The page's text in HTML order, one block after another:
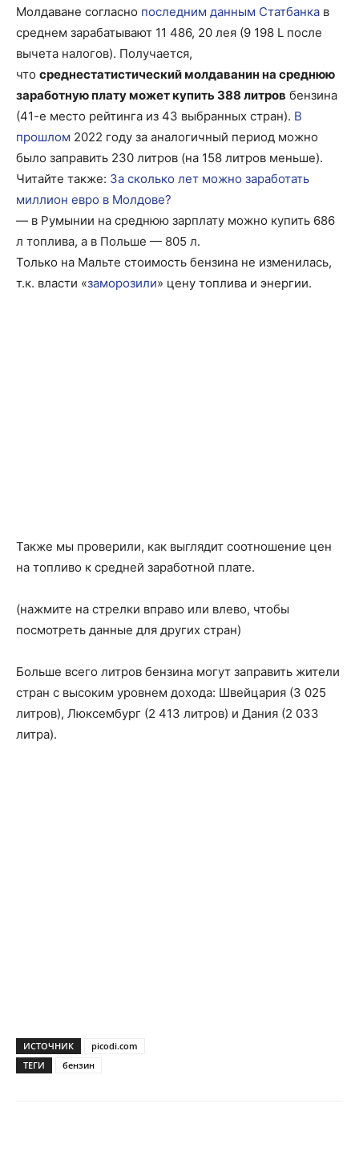
Молдаване согласно последним данным Статбанка в
среднем зарабатывают 11 486, 20 лея (9 198 L после
вычета налогов). Получается,
что среднестатистический молдаванин на среднюю
заработную плату может купить 388 литров бензина
(41-е место рейтинга из 43 выбранных стран). В
прошлом 2022 году за аналогичный период можно
было заправить 230 литров (на 158 литров меньше).
Читайте также: За сколько лет можно заработать
миллион евро в Молдове?
— в Румынии на среднюю зарплату можно купить 686
л топлива, а в Польше — 805 л.
Только на Мальте стоимость бензина не изменилась,
т.к. власти «заморозили» цену топлива и энергии.
Также мы проверили, как выглядит соотношение цен
на топливо к средней заработной плате.
(нажмите на стрелки вправо или влево, чтобы
посмотреть данные для других стран)
Больше всего литров бензина могут заправить жители
стран с высоким уровнем дохода: Швейцария (3 025
литров), Люксембург (2 413 литров) и Дания (2 033
литра).
ИСТОЧНИК
picodi.com
ТЕГИ
бензин